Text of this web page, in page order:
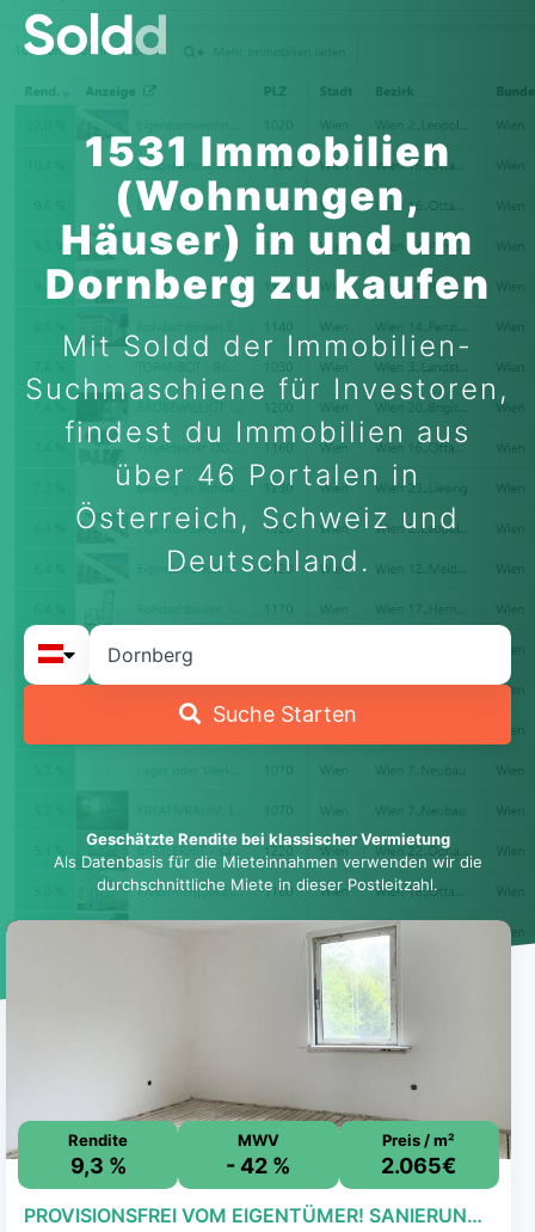
1531 Immobilien
(Wohnungen,
Häuser) in und um
Dornberg zu kaufen
Mit Soldd der Immobilien-
Suchmaschiene für Investoren,
findest du Immobilien aus
über 46 Portalen in
Österreich, Schweiz und
Deutschland.
Suche Starten
Geschätzte Rendite bei klassischer Vermietung
Als Datenbasis für die Mieteinnahmen verwenden wir die
durchschnittliche Miete in dieser Postleitzahl.
Rendite
9,3 %
MWV
- 42 %
Preis / m²
2.065€
PROVISIONSFREI VOM EIGENTÜMER! SANIERUNGSBEDÜRFTIGE 3-ZIMMER-WOHNUNG NÄHE PURKERSDORF ZENTRUM!